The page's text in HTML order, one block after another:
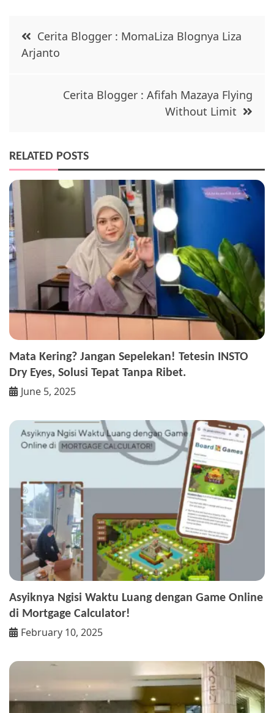
navigation
Cerita Blogger : MomaLiza Blognya Liza
Arjanto
Cerita Blogger : Afifah Mazaya Flying
Without Limit
RELATED POSTS
Mata Kering? Jangan Sepelekan! Tetesin INSTO
Dry Eyes, Solusi Tepat Tanpa Ribet.
June 5, 2025
Asyiknya Ngisi Waktu Luang dengan Game Online
di Mortgage Calculator!
February 10, 2025